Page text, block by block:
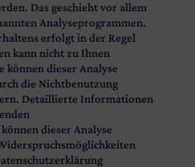
Das geschieht vor allem
Analyseprogrammen.
erfolgt in der Regel
kann nicht zu Ihnen
können dieser Analyse
die Nichtbenutzung
Detaillierte Informationen
dieser Analyse